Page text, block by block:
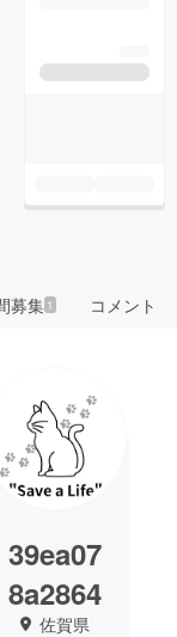
募集 1 コメント
39ea07
8a2864
佐賀県